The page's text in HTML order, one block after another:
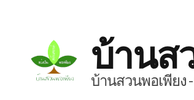
บ้านส
บ้านสวนพอเพียง